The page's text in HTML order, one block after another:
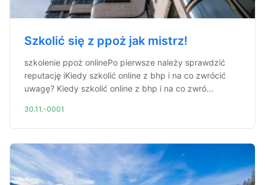
Szkolić się z ppoż jak mistrz!
szkolenie ppoż onlinePo pierwsze należy sprawdzić
reputację iKiedy szkolić online z bhp i na co zwrócić
uwagę? Kiedy szkolić online z bhp i na co zwró...
30.11.-0001